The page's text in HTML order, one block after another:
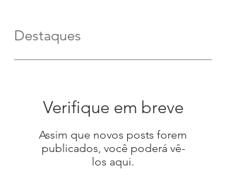
Destaques
Verifique em breve
Assim que novos posts forem
publicados, você poderá vê-
los aqui.